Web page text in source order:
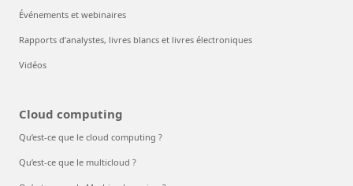
Événements et webinaires
Rapports d’analystes, livres blancs et livres électroniques
Vidéos
Cloud computing
Qu’est-ce que le cloud computing ?
Qu’est-ce que le multicloud ?